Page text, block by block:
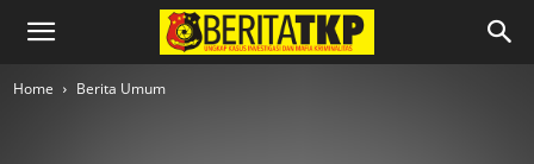
Home Berita Umum